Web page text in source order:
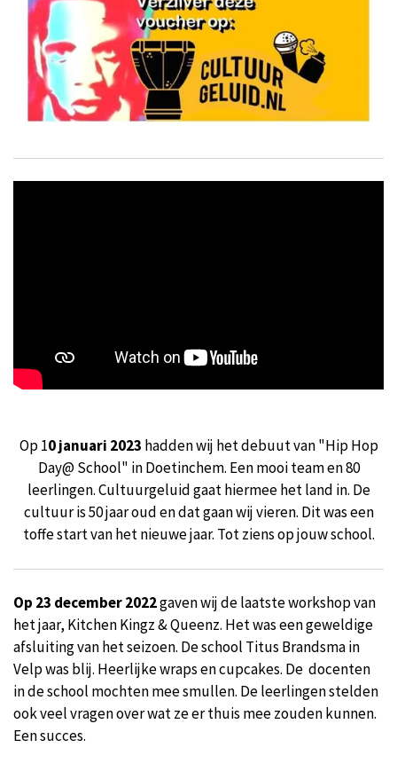
Op 10 januari 2023 hadden wij het debuut van "Hip Hop
Day@ School" in Doetinchem. Een mooi team en 80
leerlingen. Cultuurgeluid gaat hiermee het land in. De
cultuur is 50 jaar oud en dat gaan wij vieren. Dit was een
toffe start van het nieuwe jaar. Tot ziens op jouw school.
Op 23 december 2022gaven wij de laatste workshop van
het jaar, Kitchen Kingz & Queenz. Het was een geweldige
afsluiting van het seizoen. De school Titus Brandsma in
Velp was blij. Heerlijke wraps en cupcakes. De docenten
in de school mochten mee smullen. De leerlingen stelden
ook veel vragen over wat ze er thuis mee zouden kunnen.
Een succes.